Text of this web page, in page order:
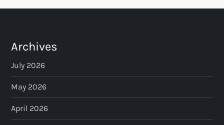
Archives
July 2026
May 2026
April 2026